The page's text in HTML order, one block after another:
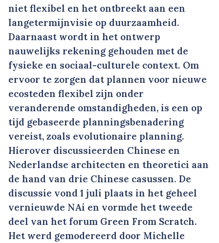
niet flexibel en het ontbreekt aan een
langetermijnvisie op duurzaamheid.
Daarnaast wordt in het ontwerp
nauwelijks rekening gehouden met de
fysieke en sociaal-culturele context. Om
ervoor te zorgen dat plannen voor nieuwe
ecosteden flexibel zijn onder
veranderende omstandigheden, is een op
tijd gebaseerde planningsbenadering
vereist, zoals evolutionaire planning.
Hierover discussieerden Chinese en
Nederlandse architecten en theoretici aan
de hand van drie Chinese casussen. De
discussie vond 1 juli plaats in het geheel
vernieuwde NAi en vormde het tweede
deel van het forum Green From Scratch.
Het werd gemodereerd door Michelle